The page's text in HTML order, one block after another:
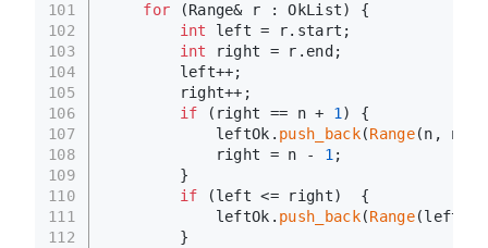
101
102
103
104
105
106
107
108
109
110
111
112
for (Range& r : OkList) {
int left = r.start;
int right = r.end;
        left++;
        right++;
if (right == n + 1) {
            leftOk.
push_back(Range(n, n));
            right = n -
1;
        }
if (left <= right)  {
            leftOk.
push_back(Range(left,
        }